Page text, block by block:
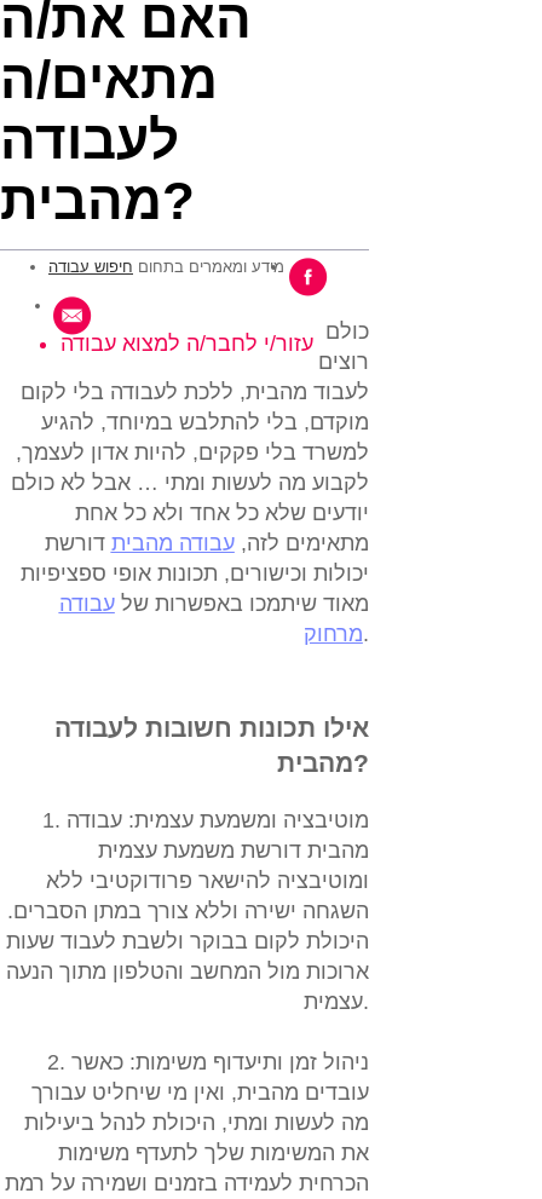
האם את/ה
מתאים/ה
לעבודה
מהבית?
מידע ומאמרים בתחום חיפוש עבודה
עזור/י לחבר/ה למצוא עבודה כולם
רוצים
לעבוד מהבית, ללכת לעבודה בלי לקום
מוקדם, בלי להתלבש במיוחד, להגיע
למשרד בלי פקקים, להיות אדון לעצמך,
לקבוע מה לעשות ומתי … אבל לא כולם
יודעים שלא כל אחד ולא כל אחת
מתאימים לזה,עבודה מהבית דורשת
יכולות וכישורים, תכונות אופי ספציפיות
מאוד שיתמכו באפשרות שלעבודה
מרחוק.
אילו תכונות חשובות לעבודה
מהבית?
1. מוטיבציה ומשמעת עצמית: עבודה
מהבית דורשת משמעת עצמית
ומוטיבציה להישאר פרודוקטיבי ללא
השגחה ישירה וללא צורך במתן הסברים.
היכולת לקום בבוקר ולשבת לעבוד שעות
ארוכות מול המחשב והטלפון מתוך הנעה
עצמית.
2. ניהול זמן ותיעדוף משימות: כאשר
עובדים מהבית, ואין מי שיחליט עבורך
מה לעשות ומתי, היכולת לנהל ביעילות
את המשימות שלך לתעדף משימות
הכרחית לעמידה בזמנים ושמירה על רמת